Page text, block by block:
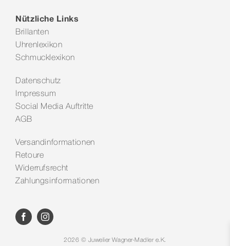
Nützliche Links
Brillanten
Uhrenlexikon
Schmucklexikon
Datenschutz
Impressum
Social Media Auftritte
AGB
Versandinformationen
Retoure
Widerrufsrecht
Zahlungsinformationen
2026 © Juwelier Wagner-Madler e.K.